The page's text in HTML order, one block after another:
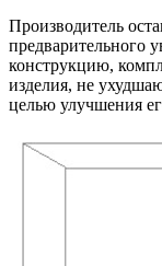
Производитель
предварительного
конструкцию,
изделия, не
целью улучшения